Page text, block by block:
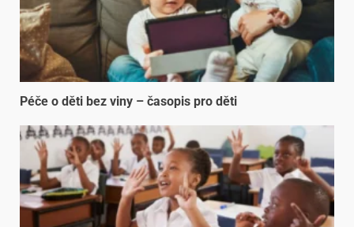
Péče o děti bez viny – časopis pro děti